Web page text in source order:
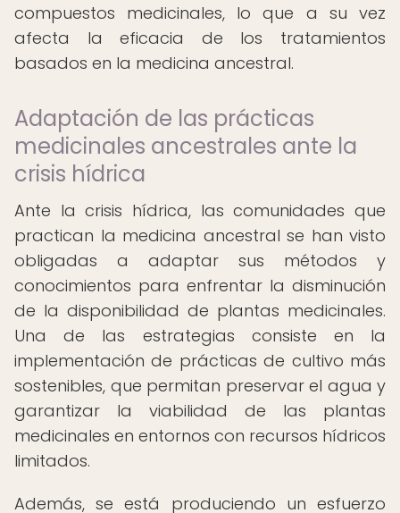
compuestos medicinales, lo que a su vez
afecta la eficacia de los tratamientos
basados en la medicina ancestral.
Adaptación de las prácticas
medicinales ancestrales ante la
crisis hídrica
Ante la crisis hídrica, las comunidades que
practican la medicina ancestral se han visto
obligadas a adaptar sus métodos y
conocimientos para enfrentar la disminución
de la disponibilidad de plantas medicinales.
Una de las estrategias consiste en la
implementación de prácticas de cultivo más
sostenibles, que permitan preservar el agua y
garantizar la viabilidad de las plantas
medicinales en entornos con recursos hídricos
limitados.
Además, se está produciendo un esfuerzo